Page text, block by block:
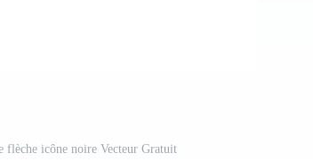
flèche icône noire Vecteur Gratuit